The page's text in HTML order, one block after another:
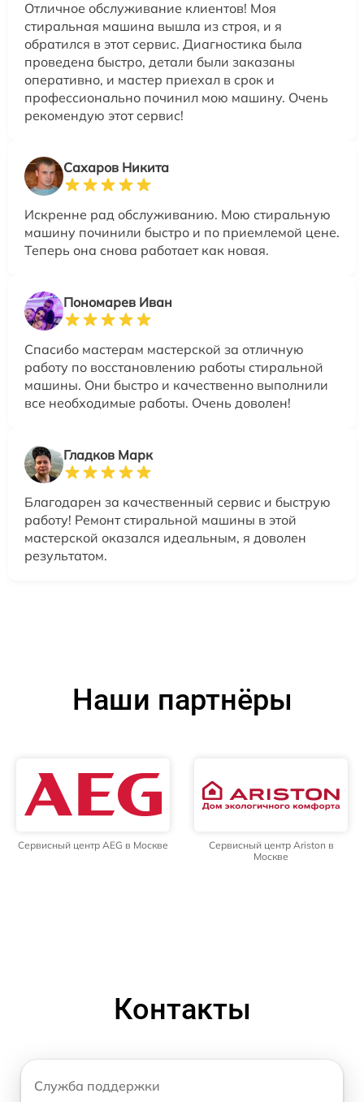
Отличное обслуживание клиентов! Моя
стиральная машина вышла из строя, и я
обратился в этот сервис. Диагностика была
проведена быстро, детали были заказаны
оперативно, и мастер приехал в срок и
профессионально починил мою машину. Очень
рекомендую этот сервис!
Сахаров Никита
Искренне рад обслуживанию. Мою стиральную
машину починили быстро и по приемлемой цене.
Теперь она снова работает как новая.
Пономарев Иван
Спасибо мастерам мастерской за отличную
работу по восстановлению работы стиральной
машины. Они быстро и качественно выполнили
все необходимые работы. Очень доволен!
Гладков Марк
Благодарен за качественный сервис и быструю
работу! Ремонт стиральной машины в этой
мастерской оказался идеальным, я доволен
результатом.
Наши партнёры
Сервисный центр AEG в Москве
Сервисный центр Ariston в
Москве
Контакты
Служба поддержки